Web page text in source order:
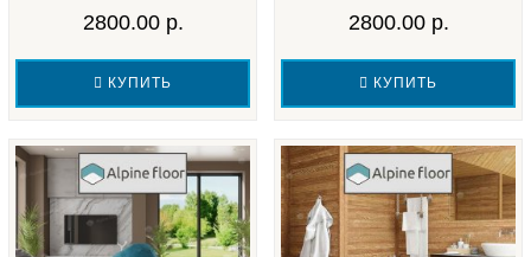
2800.00 р.
КУПИТЬ
2800.00 р.
КУПИТЬ